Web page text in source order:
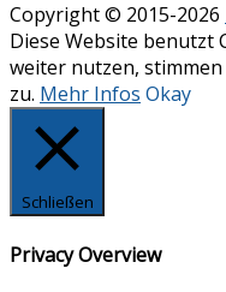
Copyright © 2015-2026
Diese Website benutzt
weiter nutzen,
zu. Mehr Infos Okay
Schließen
Privacy Overview